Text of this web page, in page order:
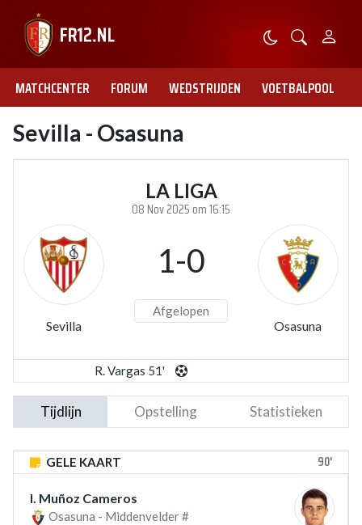
MATCHCENTER FORUM WEDSTRIJDEN VOETBALPOOL
Sevilla - Osasuna
LA LIGA
08 Nov 2025 om 16:15
Sevilla
1-0
Afgelopen
Osasuna
R. Vargas 51'
Tijdlijn Opstelling Statistieken
GELE KAART 90'
I. Muñoz Cameros
Osasuna - Middenvelder #